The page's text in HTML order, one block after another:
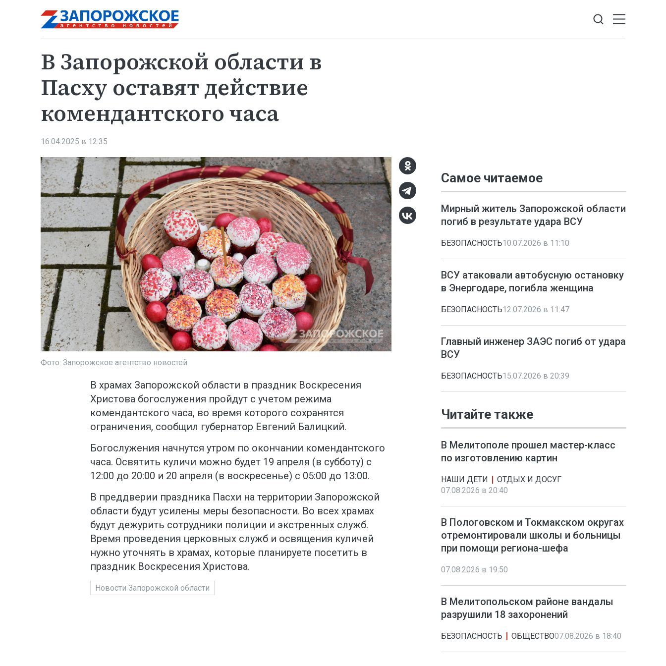
В Запорожской области в
Пасху оставят действие
комендантского часа
16.04.2025 в 12:35
Фото: Запорожское агентство новостей
В храмах Запорожской области в праздник Воскресения
Христова богослужения пройдут с учетом режима
комендантского часа, во время которого сохранятся
ограничения, сообщил губернатор Евгений Балицкий.
Богослужения начнутся утром по окончании комендантского
часа. Освятить куличи можно будет 19 апреля (в субботу) с
12:00 до 20:00 и 20 апреля (в воскресенье) с 05:00 до 13:00.
В преддверии праздника Пасхи на территории Запорожской
области будут усилены меры безопасности. Во всех храмах
будут дежурить сотрудники полиции и экстренных служб.
Время проведения церковных служб и освящения куличей
нужно уточнять в храмах, которые планируете посетить в
праздник Воскресения Христова.
Новости Запорожской области
Самое читаемое
Мирный житель Запорожской области
погиб в результате удара ВСУ
БЕЗОПАСНОСТЬ10.07.2026 в 11:10
ВСУ атаковали автобусную остановку
в Энергодаре, погибла женщина
БЕЗОПАСНОСТЬ12.07.2026 в 11:47
Главный инженер ЗАЭС погиб от удара
ВСУ
БЕЗОПАСНОСТЬ15.07.2026 в 20:39
Читайте также
В Мелитополе прошел мастер-класс
по изготовлению картин
НАШИ ДЕТИ
ОТДЫХ И ДОСУГ
07.08.2026 в 20:40
В Пологовском и Токмакском округах
отремонтировали школы и больницы
при помощи региона-шефа
07.08.2026 в 19:50
В Мелитопольском районе вандалы
разрушили 18 захоронений
БЕЗОПАСНОСТЬ ОБЩЕСТВО07.08.2026 в 18:40